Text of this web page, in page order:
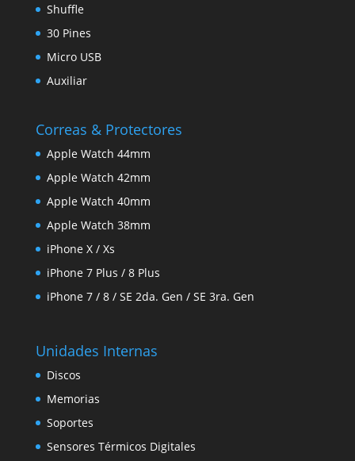
Shuffle
30 Pines
Micro USB
Auxiliar
Correas & Protectores
Apple Watch 44mm
Apple Watch 42mm
Apple Watch 40mm
Apple Watch 38mm
iPhone X / Xs
iPhone 7 Plus / 8 Plus
iPhone 7 / 8 / SE 2da. Gen / SE 3ra. Gen
Unidades Internas
Discos
Memorias
Soportes
Sensores Térmicos Digitales